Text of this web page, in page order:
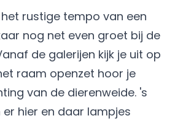
rustige tempo van een
nog net even groet bij de
de galerijen kijk je uit op
raam openzet hoor je
van de dierenweide. 's
hier en daar lampjes